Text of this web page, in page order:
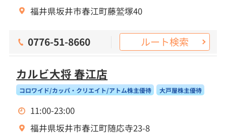
福井県坂井市春江町藤鷲塚40
0776-51-8660 ルート検索
カルビ大将 春江店
コロワイド/カッパ・クリエイト/アトム株主優待 大戸屋株主優待
11:00-23:00
福井県坂井市春江町随応寺23-8